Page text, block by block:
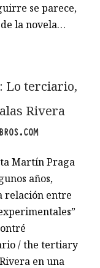
se parece,
la novela…
Lo terciario,
Rivera
Martín Praga
años,
relación entre
/ the tertiary
en una